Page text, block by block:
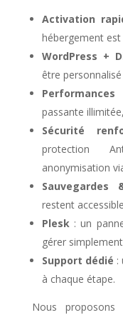
Activation
hébergement est
WordPress +
être
passante
Sécurité
protection
anonymisation
Sauvegardes
restent
Plesk: un
gérer
Support dédié :
à chaque étape.
Nous